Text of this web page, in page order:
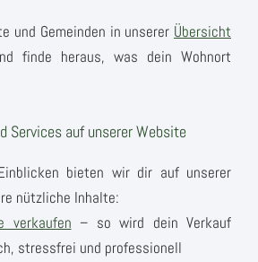
und Gemeinden in unserer Übersicht
finde heraus, was dein Wohnort
Services auf unserer Website
bieten wir dir auf unserer
nützliche Inhalte:
verkaufen – so wird dein Verkauf
stressfrei und professionell